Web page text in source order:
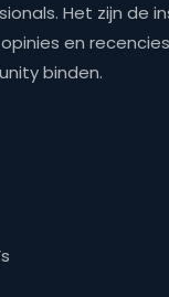
Het zijn de
en
binden.